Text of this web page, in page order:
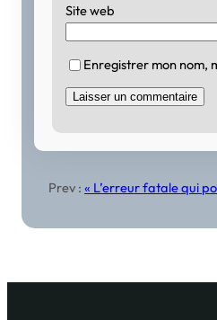
Site web
Enregistrer mon nom,
Prev :« L’erreur fatale qui